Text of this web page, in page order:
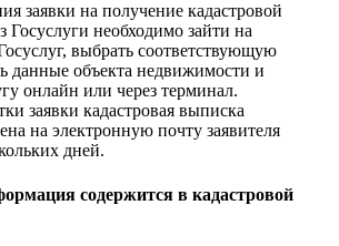
заявки на получение кадастровой
Госуслуги необходимо зайти на
выбрать соответствующую
данные объекта недвижимости и
онлайн или через терминал.
заявки кадастровая выписка
на электронную почту заявителя
дней.
содержится в кадастровой